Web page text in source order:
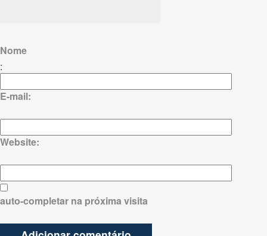
Nome
:
E-mail:
Website:
auto-completar na próxima visita